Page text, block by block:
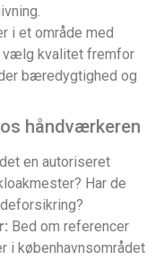
i et område med
vælg kvalitet fremfor
bæredygtighed og
håndværkeren
det en autoriseret
Har de
Bed om referencer
i københavnsområdet